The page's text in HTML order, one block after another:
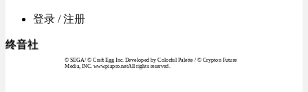
登录 / 注册
终音社
© SEGA / © Craft Egg Inc. Developed by Colorful Palette / © Crypton Future
Media, INC. www.piapro.netAll rights reserved.